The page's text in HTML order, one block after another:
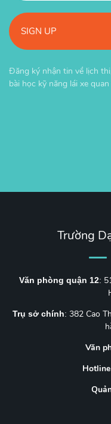
SIGN UP
Đăng ký nhận tin về lịch
bài học kỹ năng lái xe
Trường
Văn phòng quận 12:
Trụ sở chính: 382 Cao
Văn